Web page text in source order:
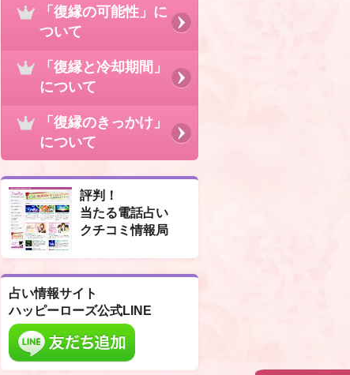
「復縁の可能性」に
ついて
「復縁と冷却期間」
について
「復縁のきっかけ」
について
評判！
当たる電話占い
クチコミ情報局
占い情報サイト
ハッピーローズ公式LINE